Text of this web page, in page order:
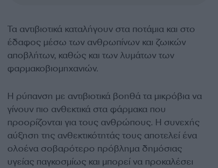
Τα αντιβιοτικά καταλήγουν στα ποτάμια και στο
έδαφος μέσω των ανθρωπίνων και ζωικών
αποβλήτων, καθώς και των λυμάτων των
φαρμακοβιομηχανιών.
Η ρύπανση με αντιβιοτικά βοηθά τα μικρόβια να
γίνουν πιο ανθεκτικά στα φάρμακα που
προορίζονται για τους ανθρώπους. Η συνεχής
αύξηση της ανθεκτικότητάς τους αποτελεί ένα
ολοένα σοβαρότερο πρόβλημα δημόσιας
υγείας παγκοσμίως και μπορεί να προκαλέσει